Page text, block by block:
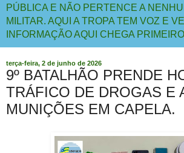
PÚBLICA E NÃO PERTENCE A
MILITAR. AQUI A TROPA TEM VOZ E
INFORMAÇÃO AQUI CHEGA
terça-feira, 2 de junho de 2026
9º BATALHÃO PRENDE
TRÁFICO DE DROGAS E
MUNIÇÕES EM CAPELA.